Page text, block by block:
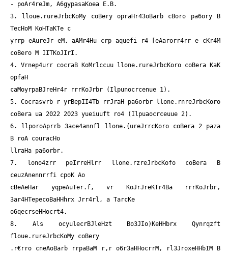
- poAr4reJm, A6gypasaKoea E.B.
3. lloue.rureJrbcKoMy coBery opraHr43oBarb cBoro pa6ory B
TecHoM KoHTaKTe c
yrrp eAureJr eM, aAMr4Hu crp aquefi r4 [eAarorr4rr e cKr4M
coBero M IITKoJIrI.
4. Vrnep4urr cocraB KoMrlccuu llone.rureJrbcKoro coBera KaK
opfaH
caMoyrpaBJreHr4r rrrKoJrbr (Ilpunocrcenue 1).
5. Cocrasvrb r yrBepII4Tb rrJraH pa6orbr llone.rnreJrbcKoro
coBera ua 2022 2023 yueiuuft ro4 (Ilpuaocrceuue 2).
6. llporoAprrb 3ace4annfl llone.{ureJrrcKoro coBera 2 paza
B roA couracHo
llraHa pa6orbr.
7. lono4zrr peIrreHlrr llone.rzreJrbcKofo coBera B
ceuzAnennrrfi cpoK Ao
cBeAeHar yqpeAuTer.f, vr KoJrJreKTr4Ba rrrKoJrbr,
3ar4HTepecoBaHHhrx Jrr4rl, a TarcKe
o6qecrseHHocrt4.
8. Als ocyulecrBJleHzt Bo3JIo)KeHHbrx Qynrqzft
floue.rureJrbcKoMy coBery
.r€rro cneAoBarb rrpaBaM r,r o6r3aHHocrrM, rl3JroxeHHbIM B